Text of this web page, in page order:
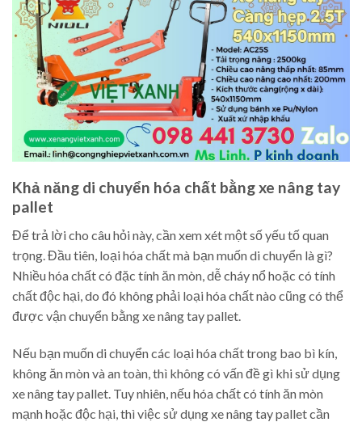
Khả năng di chuyển hóa chất bằng xe nâng tay
pallet
Để trả lời cho câu hỏi này, cần xem xét một số yếu tố quan
trọng. Đầu tiên, loại hóa chất mà bạn muốn di chuyển là gì?
Nhiều hóa chất có đặc tính ăn mòn, dễ cháy nổ hoặc có tính
chất độc hại, do đó không phải loại hóa chất nào cũng có thể
được vận chuyển bằng xe nâng tay pallet.
Nếu bạn muốn di chuyển các loại hóa chất trong bao bì kín,
không ăn mòn và an toàn, thì không có vấn đề gì khi sử dụng
xe nâng tay pallet. Tuy nhiên, nếu hóa chất có tính ăn mòn
mạnh hoặc độc hại, thì việc sử dụng xe nâng tay pallet cần